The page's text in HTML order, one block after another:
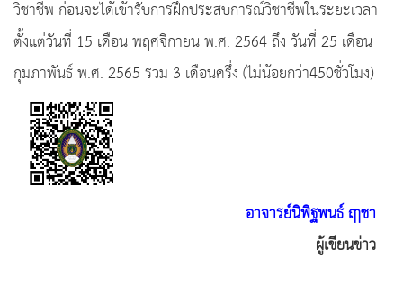
วิชาชีพ ก่อนจะได้เข้ารับการฝึกประสบการณ์วิชาชีพในระยะเวลา
ตั้งแต่วันที่ 15 เดือน พฤศจิกายน พ.ศ. 2564 ถึง วันที่ 25 เดือน
กุมภาพันธ์ พ.ศ. 2565 รวม 3 เดือนครึ่ง (ไม่น้อยกว่า450ชั่วโมง)
อาจารย์นิพิฐพนธ์ ฤาชา
ผู้เขียนข่าว